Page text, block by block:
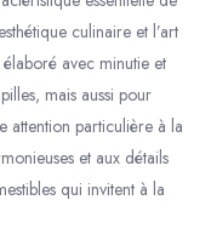
culinaire et l’art
avec minutie et
mais aussi pour
attention particulière à la
et aux détails
qui invitent à la